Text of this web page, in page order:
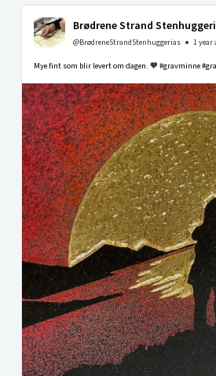
Brødrene Strand
@BrødreneStrandStenhuggerias 1 year
Mye fint som blir levert om dagen. 🧡 #gravminne